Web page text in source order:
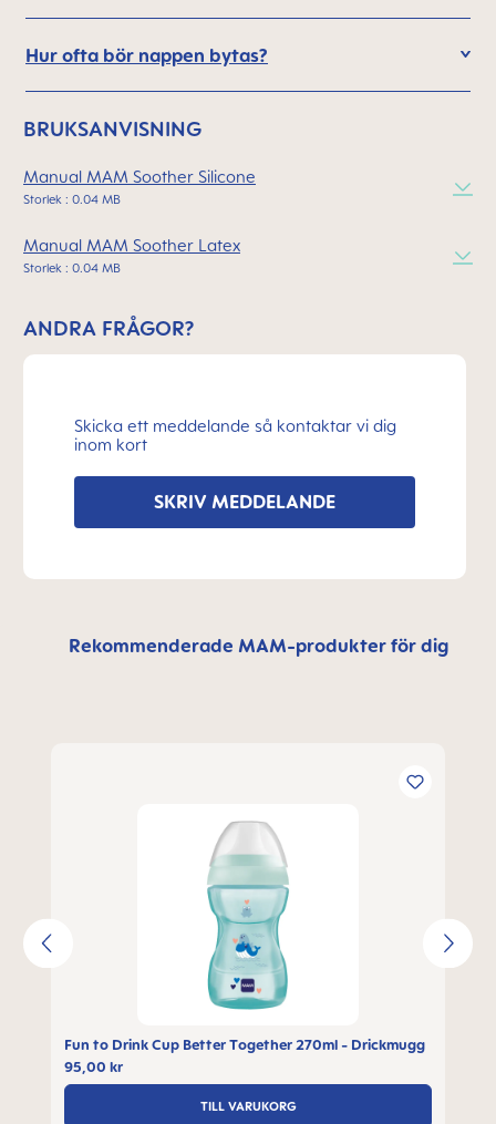
Hur ofta bör nappen bytas?
BRUKSANVISNING
Manual MAM Soother Silicone
Storlek : 0.04 MB
Manual MAM Soother Latex
Storlek : 0.04 MB
ANDRA FRÅGOR?
Skicka ett meddelande så kontaktar vi dig
inom kort
SKRIV MEDDELANDE
Rekommenderade MAM-produkter för dig
Fun to Drink Cup Better Together 270ml - Drickmugg
95,00 kr
TILL VARUKORG